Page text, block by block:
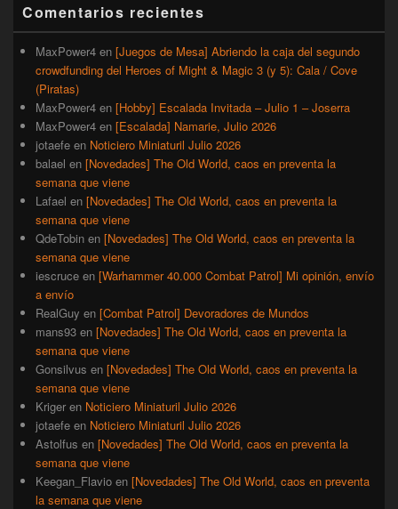
lateral
primaria
Comentarios recientes
MaxPower4 en [Juegos de Mesa] Abriendo la caja del segundo
crowdfunding del Heroes of Might & Magic 3 (y 5): Cala / Cove
(Piratas)
MaxPower4 en [Hobby] Escalada Invitada – Julio 1 – Joserra
MaxPower4 en [Escalada] Namarie, Julio 2026
jotaefe en Noticiero Miniaturil Julio 2026
balael en [Novedades] The Old World, caos en preventa la
semana que viene
Lafael en [Novedades] The Old World, caos en preventa la
semana que viene
QdeTobin en [Novedades] The Old World, caos en preventa la
semana que viene
iescruce en [Warhammer 40.000 Combat Patrol] Mi opinión, envío
a envío
RealGuy en [Combat Patrol] Devoradores de Mundos
mans93 en [Novedades] The Old World, caos en preventa la
semana que viene
Gonsilvus en [Novedades] The Old World, caos en preventa la
semana que viene
Kriger en Noticiero Miniaturil Julio 2026
jotaefe en Noticiero Miniaturil Julio 2026
Astolfus en [Novedades] The Old World, caos en preventa la
semana que viene
Keegan_Flavio en [Novedades] The Old World, caos en preventa
la semana que viene